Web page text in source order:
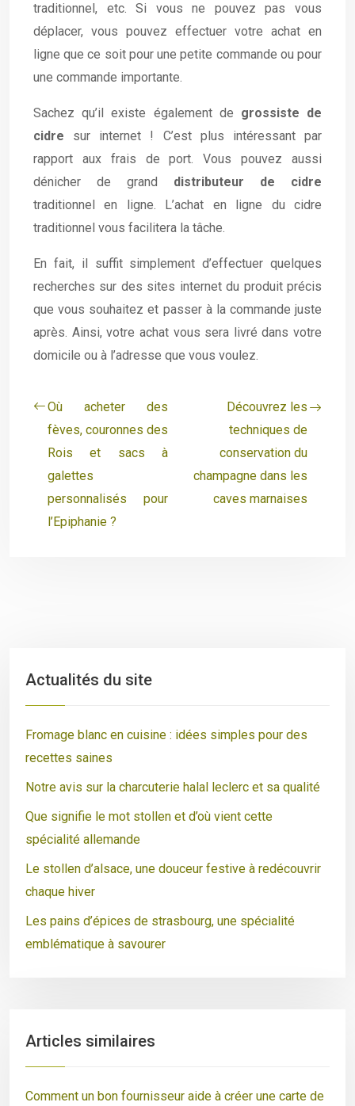
traditionnel, etc. Si vous ne pouvez pas vous
déplacer, vous pouvez effectuer votre achat en
ligne que ce soit pour une petite commande ou pour
une commande importante.
Sachez qu’il existe également de grossiste de
cidre sur internet ! C’est plus intéressant par
rapport aux frais de port. Vous pouvez aussi
dénicher de grand distributeur de cidre
traditionnel en ligne. L’achat en ligne du cidre
traditionnel vous facilitera la tâche.
En fait, il suffit simplement d’effectuer quelques
recherches sur des sites internet du produit précis
que vous souhaitez et passer à la commande juste
après. Ainsi, votre achat vous sera livré dans votre
domicile ou à l’adresse que vous voulez.
Où acheter des
fèves, couronnes des
Rois et sacs à
galettes
personnalisés pour
l’Epiphanie ?
Découvrez les
techniques de
conservation du
champagne dans les
caves marnaises
Actualités du site
Fromage blanc en cuisine : idées simples pour des
recettes saines
Notre avis sur la charcuterie halal leclerc et sa qualité
Que signifie le mot stollen et d’où vient cette
spécialité allemande
Le stollen d’alsace, une douceur festive à redécouvrir
chaque hiver
Les pains d’épices de strasbourg, une spécialité
emblématique à savourer
Articles similaires
Comment un bon fournisseur aide à créer une carte de